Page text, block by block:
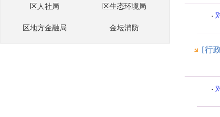
区人社局 区生态环境局
区地方金融局 金坛消防
[行